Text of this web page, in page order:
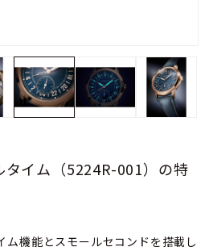
イム（5224R-001）の特
ム機能とスモールセコンドを搭載し